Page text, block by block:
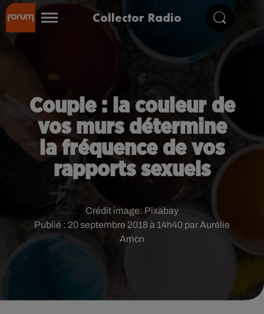
Collector Radio
Couple : la couleur de
vos murs détermine
la fréquence de vos
rapports sexuels
Publié : 20 septembre 2018 à 14h40 par Aurélie
Amcn
Crédit image: Pixabay